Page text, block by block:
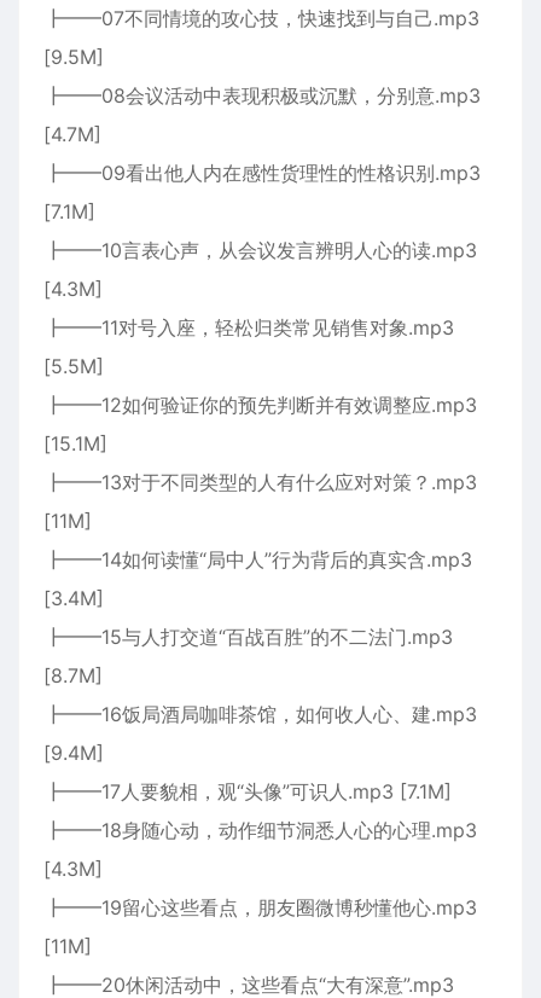
┣━━07不同情境的攻心技，快速找到与自己.mp3
[9.5M]
┣━━08会议活动中表现积极或沉默，分别意.mp3
[4.7M]
┣━━09看出他人内在感性货理性的性格识别.mp3
[7.1M]
┣━━10言表心声，从会议发言辨明人心的读.mp3
[4.3M]
┣━━11对号入座，轻松归类常见销售对象.mp3
[5.5M]
┣━━12如何验证你的预先判断并有效调整应.mp3
[15.1M]
┣━━13对于不同类型的人有什么应对对策？.mp3
[11M]
┣━━14如何读懂“局中人”行为背后的真实含.mp3
[3.4M]
┣━━15与人打交道“百战百胜”的不二法门.mp3
[8.7M]
┣━━16饭局酒局咖啡茶馆，如何收人心、建.mp3
[9.4M]
┣━━17人要貌相，观“头像”可识人.mp3 [7.1M]
┣━━18身随心动，动作细节洞悉人心的心理.mp3
[4.3M]
┣━━19留心这些看点，朋友圈微博秒懂他心.mp3
[11M]
┣━━20休闲活动中，这些看点“大有深意”.mp3